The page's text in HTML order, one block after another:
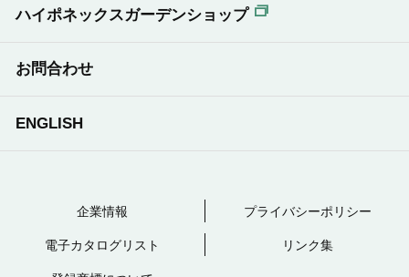
ハイポネックスガーデンショップ
お問合わせ
ENGLISH
企業情報 プライバシーポリシー
電子カタログリスト リンク集